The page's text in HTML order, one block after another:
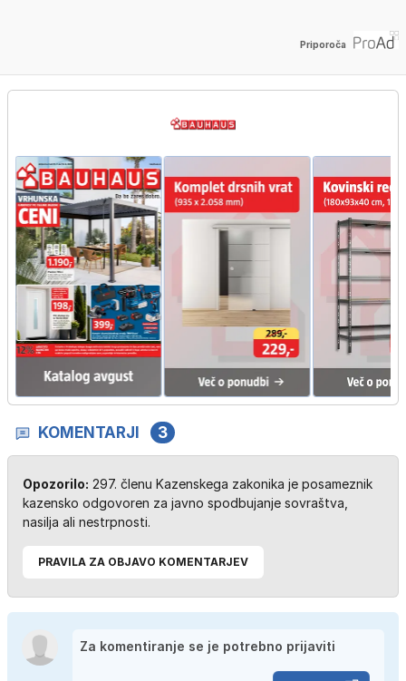
Priporoča
KOMENTARJI 3
Opozorilo: 297. členu Kazenskega zakonika je posameznik
kazensko odgovoren za javno spodbujanje sovraštva,
nasilja ali nestrpnosti.
PRAVILA ZA OBJAVO KOMENTARJEV